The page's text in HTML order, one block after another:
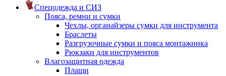
Спецодежда и СИЗ
Пояса, ремни и сумки
Чехлы, органайзеры сумки для инструмента
Браслеты
Разгрузочные сумки и пояса монтажника
Рюкзаки для инструментов
Влагозащитная одежда
Плащи